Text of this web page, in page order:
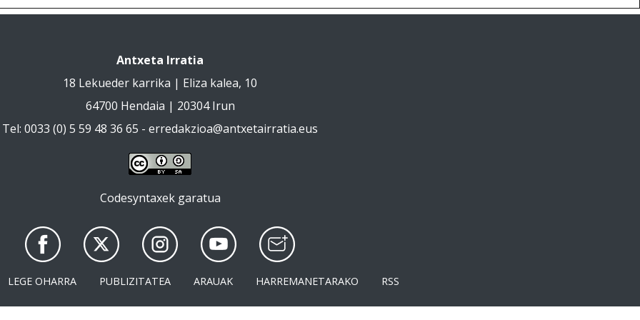
Antxeta Irratia
18 Lekueder karrika | Eliza kalea, 10
64700 Hendaia | 20304 Irun
Tel: 0033 (0) 5 59 48 36 65 - erredakzioa@antxetairratia.eus
Codesyntaxek garatua
LEGE OHARRA PUBLIZITATEA ARAUAK HARREMANETARAKO RSS